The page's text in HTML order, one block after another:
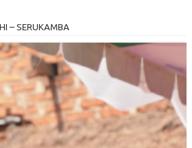
– SERUKAMBA